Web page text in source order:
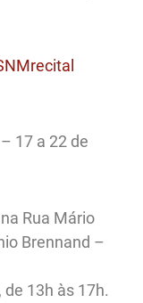
17 a 22 de
Rua Mário
Brennand –
13h às 17h.